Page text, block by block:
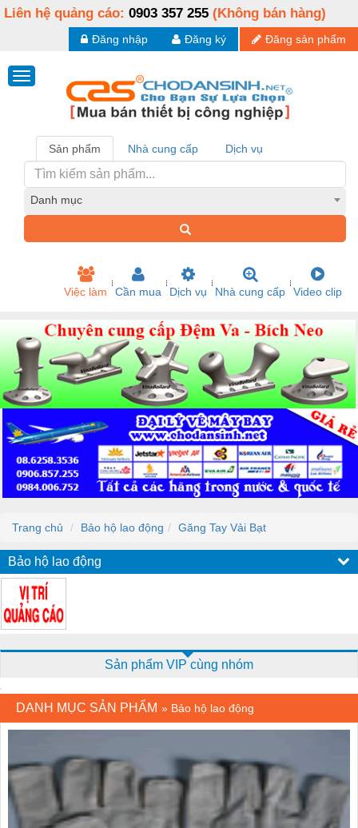
Liên hệ quảng cáo: 0903 357 255 (Không bán hàng)
Đăng sản phẩm
Đăng ký
Đăng nhập
Sản phẩm Nhà cung cấp Dịch vụ
Danh mục
Việc làm Cần mua Dịch vụ Nhà cung cấp Video clip
Trang chủ Bảo hộ lao động Găng Tay Vải Bạt
Bảo hộ lao động
Sản phẩm VIP cùng nhóm
DANH MỤC SẢN PHẨM » Bảo hộ lao động